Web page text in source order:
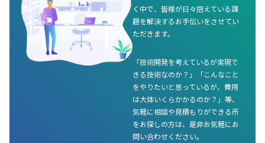
く中で、皆様が日々抱えている課
題を解決するお手伝いをさせてい
ただきます。
「技術開発を考えているが実現で
きる技術なのか？」「こんなこと
をやりたいと思っているが、費用
は大体いくらかかるのか？」等、
気軽に相談や見積もりができる所
をお探しの方は、是非お気軽にお
問い合わせください。